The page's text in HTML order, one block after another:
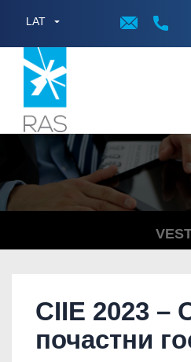
LAT
CIIE 2023 –
почастни